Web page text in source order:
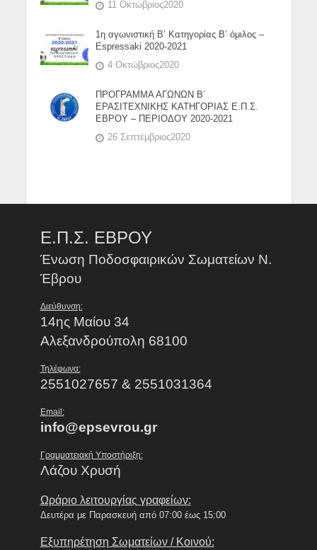
11 Οκτώβριος2020
1η αγωνιστική Β’ Κατηγορίας Β’ όμιλος –
Espressaki 2020-2021
4 Οκτώβριος2020
ΠΡΟΓΡΑΜΜΑ ΑΓΩΝΩΝ Β΄
ΕΡΑΣΙΤΕΧΝΙΚΗΣ ΚΑΤΗΓΟΡΙΑΣ Ε.Π.Σ.
ΕΒΡΟΥ – ΠΕΡΙΟΔΟΥ 2020-2021
26 Σεπτέμβριος2020
Ε.Π.Σ. ΕΒΡΟΥ
Ένωση Ποδοσφαιρικών Σωματείων Ν.
Έβρου
Διεύθυνση:
14ης Μαίου 34
Αλεξανδρούπολη 68100
Τηλέφωνα:
2551027657 & 2551031364
Email:
info@epsevrou.gr
Γραμματειακή Υποστήριξη:
Λάζου Χρυσή
Ωράριο λειτουργίας γραφείων:
Δευτέρα με Παρασκευή από 07:00 έως 15:00
Εξυπηρέτηση Σωματείων / Κοινού: